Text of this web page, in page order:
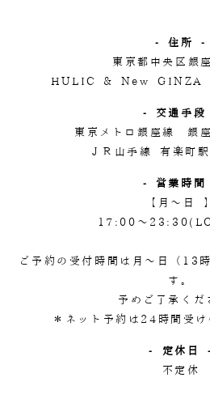
- 住所 -
東京都中央区銀
HULIC & New GINZA
- 交通手
東京メトロ銀座線 銀
ＪＲ山手線 有楽町
- 営業時
【月～日 】
17:00～
ご予約の受付時間は月～日（13
す。
予めご了承くだ
＊ネット予約は24時間受け
- 定休日 -
不定休